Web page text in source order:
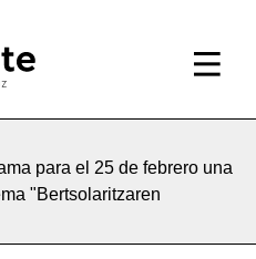
para el 25 de febrero una
"Bertsolaritzaren